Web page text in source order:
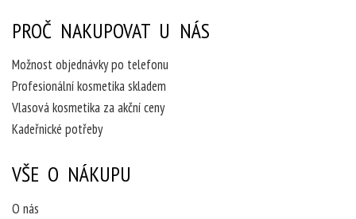
PROČ NAKUPOVAT U NÁS
Možnost objednávky po telefonu
Profesionální kosmetika skladem
Vlasová kosmetika za akční ceny
Kadeřnické potřeby
VŠE O NÁKUPU
O nás